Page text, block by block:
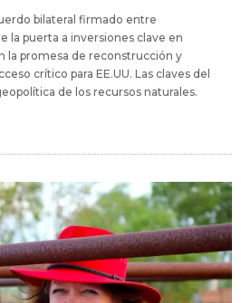
bilateral firmado entre
la puerta a inversiones clave en
la promesa de reconstrucción y
crítico para EE.UU. Las claves del
de los recursos naturales.